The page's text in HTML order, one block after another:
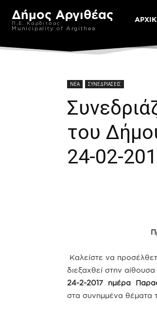
Δήμος Αργιθέας
Π.Ε. Καρδίτσας
Municipality of Argithea
ΝΕΑ ΣΥΝΕΔΡΙΑΣΕΙΣ
του
24-02-
Καλείστε να
διεξαχθεί στην
24-2-2017 ημέρα
στα συνημμένα θέματα